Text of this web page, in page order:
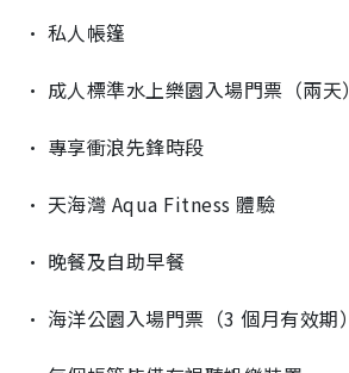
• 私人帳篷
• 成人標準水上樂園入場門票（兩天）
• 專享衝浪先鋒時段
• 天海灣 Aqua Fitness體驗
• 晚餐及自助早餐
• 海洋公園入場門票（3個月有效期）